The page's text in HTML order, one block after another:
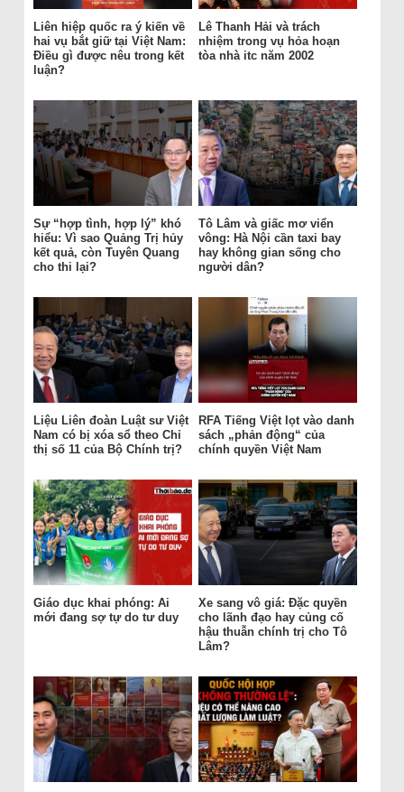
Liên hiệp quốc ra ý kiến về
hai vụ bắt giữ tại Việt Nam:
Điều gì được nêu trong kết
luận?
Lê Thanh Hải và trách
nhiệm trong vụ hỏa hoạn
tòa nhà itc năm 2002
Sự “hợp tình, hợp lý” khó
hiểu: Vì sao Quảng Trị hủy
kết quả, còn Tuyên Quang
cho thi lại?
Tô Lâm và giấc mơ viển
vông: Hà Nội cần taxi bay
hay không gian sống cho
người dân?
Liệu Liên đoàn Luật sư Việt
Nam có bị xóa sổ theo Chỉ
thị số 11 của Bộ Chính trị?
RFA Tiếng Việt lọt vào danh
sách „phản động“ của
chính quyền Việt Nam
Giáo dục khai phóng: Ai
mới đang sợ tự do tư duy
Xe sang vô giá: Đặc quyền
cho lãnh đạo hay củng cố
hậu thuẫn chính trị cho Tô
Lâm?